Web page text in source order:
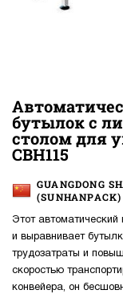
бутылок с
столом для
CBH115
GUANGDONG
(SUNHANPACK)
Этот автоматический
и выравнивает
трудозатраты и
скоростью
конвейера, он